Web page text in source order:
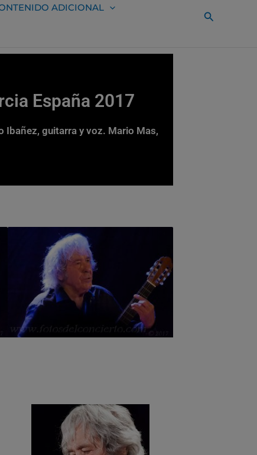
ADICIONAL
Buscar
España 2017
Ibañez, guitarra y voz. Mario Mas,